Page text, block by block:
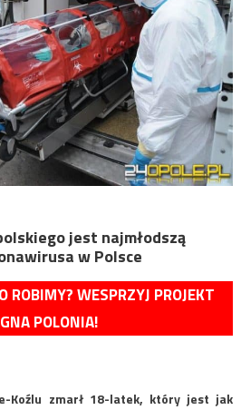
jest najmłodszą
w Polsce
ROBIMY? WESPRZYJ PROJEKT
POLONIA!
Koźlu zmarł 18-latek, który jest jak